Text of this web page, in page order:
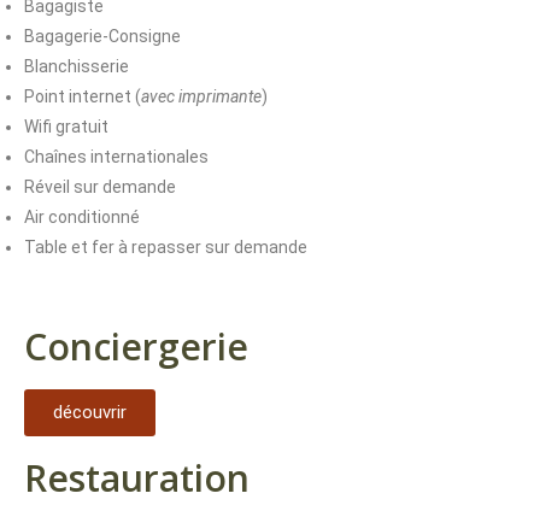
Bagagiste
Bagagerie-Consigne
Blanchisserie
Point internet (avec imprimante)
Wifi gratuit
Chaînes internationales
Réveil sur demande
Air conditionné
Table et fer à repasser sur demande
Conciergerie
découvrir
Restauration